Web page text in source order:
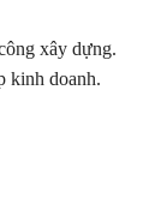
xây dựng.
kinh doanh.